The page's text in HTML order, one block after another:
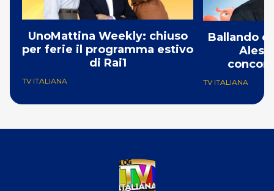
UnoMattina Weekly: chiuso
per ferie il programma estivo
di Rai1
TV ITALIANA
Ballando
TV ITALIANA